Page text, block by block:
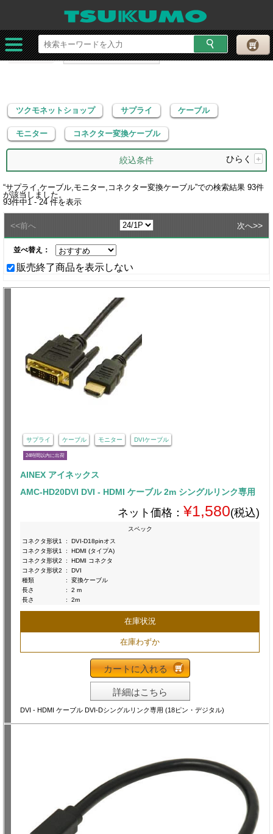
ツクモネットショップ サプライ
モニター
コネクター変換ケーブル
ツクモネットショップ サプライ ケーブル
モニター コネクター変換ケーブル
絞込条件 ひらく +
“サプライ,ケーブル,モニター,コネクター変換ケーブル”での検索結果 93件
が該当しました。
93件中1 - 24 件を表示
<<前へ 次へ>>
並べ替え：
販売終了商品を表示しない
サプライ ケーブル モニター DVIケーブル
24時間以内に出荷
AINEX アイネックス
AMC-HD20DVI DVI - HDMI ケーブル 2m シングルリンク専用
ネット価格： ¥1,580(税込)
スペック
コネクタ形状1
:
DVI-D18pinオス
コネクタ形状1
:
HDMI (タイプA)
コネクタ形状2
:
HDMI コネクタ
コネクタ形状2
:
DVI
種類
:
変換ケーブル
長さ
:
2 m
長さ
: 2m
在庫状況
在庫わずか
カートに入れる
詳細はこちら
DVI - HDMI ケーブル DVI-Dシングルリンク専用 (18ピン・デジタル)